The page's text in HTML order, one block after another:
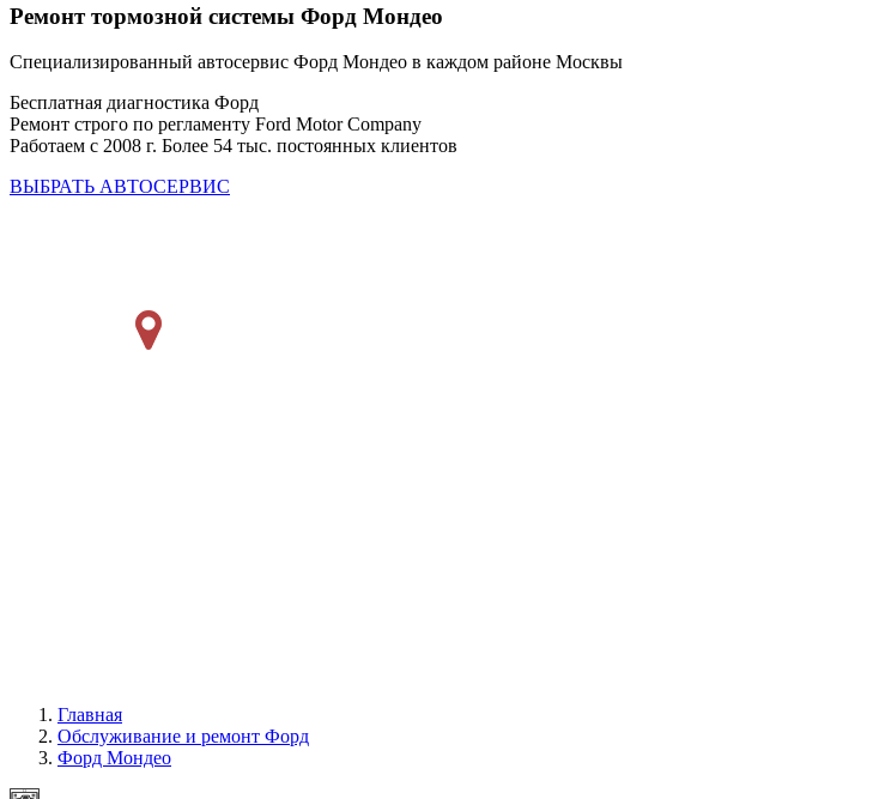
Ремонт тормозной системы Форд Мондео
Специализированный автосервис Форд Мондео в каждом районе Москвы
Бесплатная диагностика Форд
Ремонт строго по регламенту Ford Motor Company
Работаем с 2008 г. Более 54 тыс. постоянных клиентов
ВЫБРАТЬ АВТОСЕРВИС
Главная
Обслуживание и ремонт Форд
Форд Мондео